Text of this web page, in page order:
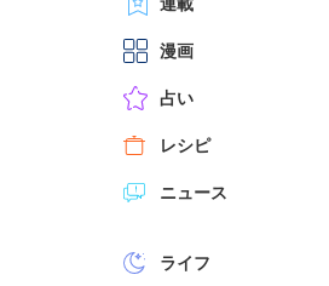
漫画
占い
レシピ
ニュース
ライフ